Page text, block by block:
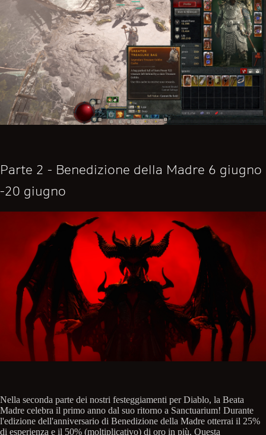
Parte 2 - Benedizione della Madre 6 giugno
-20 giugno
Nella seconda parte dei nostri festeggiamenti per Diablo, la Beata
Madre celebra il primo anno dal suo ritorno a Sanctuarium! Durante
l'edizione dell'anniversario di Benedizione della Madre otterrai il 25%
di esperienza e il 50% (moltiplicativo) di oro in più. Questa